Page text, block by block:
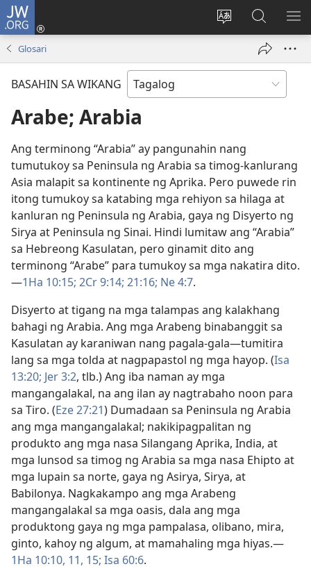
JW.ORG
Baguhin
ng
Mag-
log
bubukas
sa
JW.ORG
Glosari
BASAHIN SA WIKANG
Arabe; Arabia
Ang terminong “Arabia” ay pangunahin nang
tumutukoy sa Peninsula ng Arabia sa timog-kanlurang
Asia malapit sa kontinente ng Aprika. Pero puwede rin
itong tumukoy sa katabing mga rehiyon sa hilaga at
kanluran ng Peninsula ng Arabia, gaya ng Disyerto ng
Sirya at Peninsula ng Sinai. Hindi lumitaw ang “Arabia”
sa Hebreong Kasulatan, pero ginamit dito ang
terminong “Arabe” para tumukoy sa mga nakatira dito.
—1Ha 10:15; 2Cr 9:14; 21:16; Ne 4:7.
Disyerto at tigang na mga talampas ang kalakhang
bahagi ng Arabia. Ang mga Arabeng binabanggit sa
Kasulatan ay karaniwan nang pagala-gala—tumitira
lang sa mga tolda at nagpapastol ng mga hayop. (Isa
13:20; Jer 3:2, tlb.) Ang iba naman ay mga
mangangalakal, na ang ilan ay nagtrabaho noon para
sa Tiro. (Eze 27:21) Dumadaan sa Peninsula ng Arabia
ang mga mangangalakal; nakikipagpalitan ng
produkto ang mga nasa Silangang Aprika, India, at
mga lunsod sa timog ng Arabia sa mga nasa Ehipto at
mga lupain sa norte, gaya ng Asirya, Sirya, at
Babilonya. Nagkakampo ang mga Arabeng
mangangalakal sa mga oasis, dala ang mga
produktong gaya ng mga pampalasa, olibano, mira,
ginto, kahoy ng algum, at mamahaling mga hiyas.—
1Ha 10:10, 11, 15; Isa 60:6.